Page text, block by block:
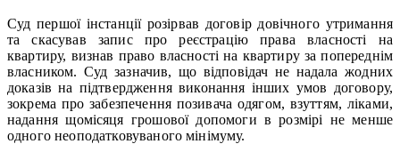
Суд першої інстанції розірвав договір довічного утримання
та скасував запис про реєстрацію права власності на
квартиру, визнав право власності на квартиру за попереднім
власником. Суд зазначив, що відповідач не надала жодних
доказів на підтвердження виконання інших умов договору,
зокрема про забезпечення позивача одягом, взуттям, ліками,
надання щомісяця грошової допомоги в розмірі не менше
одного неоподатковуваного мінімуму.